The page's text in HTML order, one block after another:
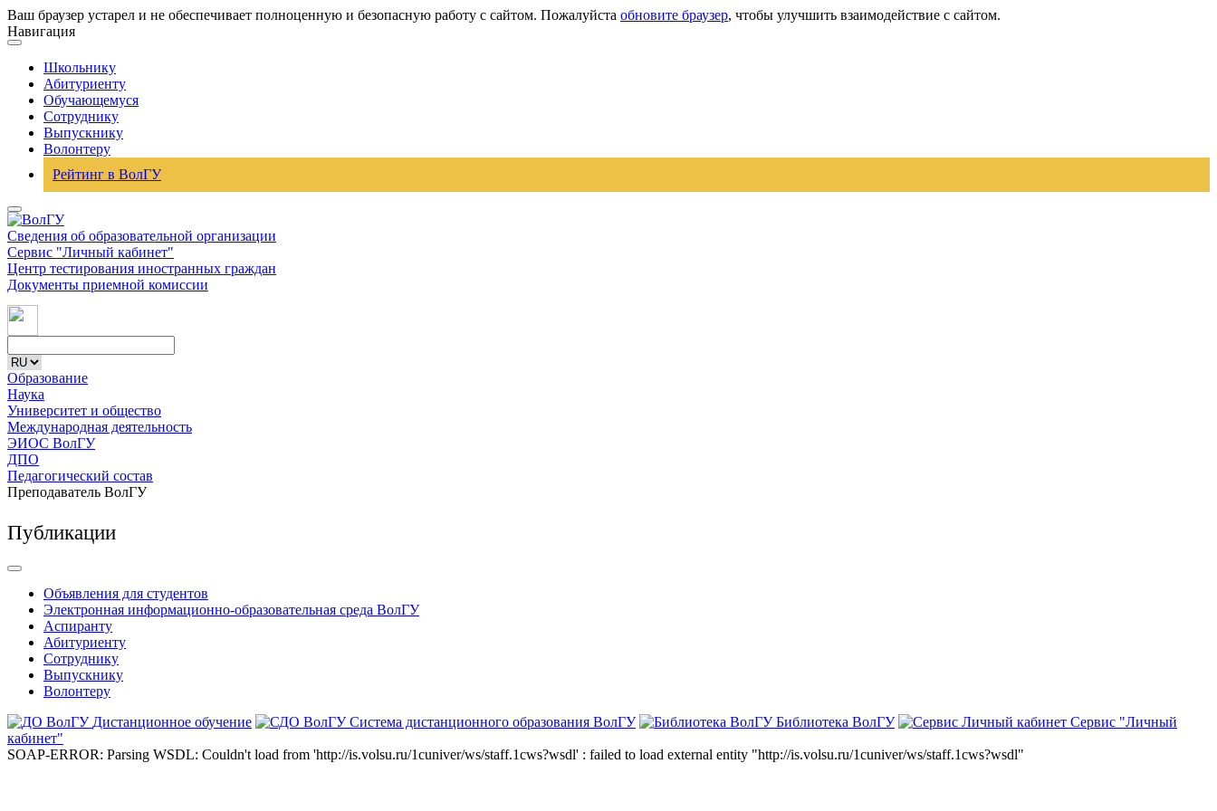
Ваш браузер устарел и не обеспечивает полноценную и безопасную работу с сайтом. Пожалуйста обновите браузер, чтобы улучшить взаимодействие с сайтом.
Навигация
Школьнику
Абитуриенту
Обучающемуся
Сотруднику
Выпускнику
Волонтеру
Рейтинг в ВолГУ
Сведения об образовательной организации
Сервис "Личный кабинет"
Центр тестирования иностранных граждан
Документы приемной комиссии
Образование
Наука
Университет и общество
Международная деятельность
ЭИОС ВолГУ
ДПО
Педагогический состав
Преподаватель ВолГУ
Публикации
Объявления для студентов
Электронная информационно-образовательная среда ВолГУ
Аспиранту
Абитуриенту
Сотруднику
Выпускнику
Волонтеру
Дистанционное обучение
Система дистанционного образования ВолГУ Библиотека ВолГУ
Сервис "Личный
кабинет"
SOAP-ERROR: Parsing WSDL: Couldn't load from 'http://is.volsu.ru/1cuniver/ws/staff.1cws?wsdl' : failed to load external entity "http://is.volsu.ru/1cuniver/ws/staff.1cws?wsdl"